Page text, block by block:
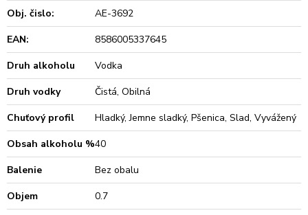
Obj. čislo:
AE-3692
EAN:
8586005337645
Druh alkoholu
Vodka
Druh vodky
Čistá, Obilná
Chuťový profil
Hladký, Jemne sladký, Pšenica, Slad, Vyvážený
Obsah alkoholu %40
Balenie
Bez obalu
Objem
0.7